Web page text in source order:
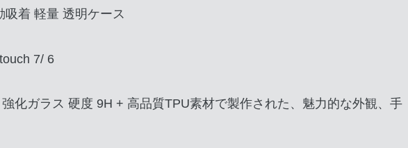
吸着 軽量 透明ケース
7/ 6
強化ガラス 硬度 9H + 高品質TPU素材で製作された、魅力的な外観、手